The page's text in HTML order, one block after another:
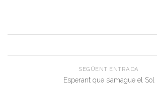
SEGÜENT ENTRADA
Esperant que s’amague el Sol